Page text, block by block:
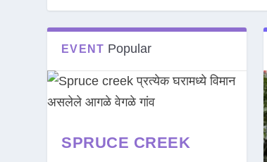
EVENT Popular
SPRUCE CREEK